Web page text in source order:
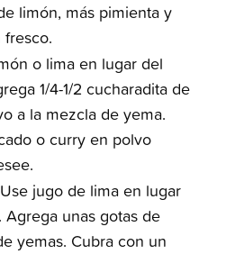
limón, más pimienta y
o lima en lugar del
1/4-1/2 cucharadita de
a la mezcla de yema.
o curry en polvo
Use jugo de lima en lugar
unas gotas de
yemas. Cubra con un